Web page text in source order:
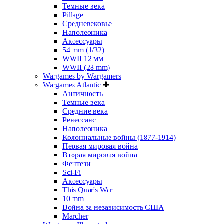
Темные века
Pillage
Средневековье
Наполеоника
Аксессуары
54 mm (1/32)
WWII 12 мм
WWII (28 mm)
Wargames by Wargamers
Wargames Atlantic
Античность
Темные века
Средние века
Ренессанс
Наполеоника
Колониальные войны (1877-1914)
Первая мировая война
Вторая мировая война
Фентези
Sci-Fi
Аксессуары
This Quar's War
10 mm
Война за независимость США
Marcher